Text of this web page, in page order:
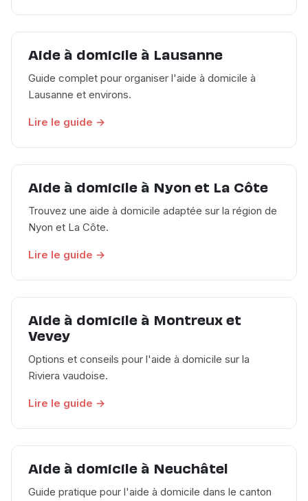
Aide à domicile à Lausanne
Guide complet pour organiser l'aide à domicile à
Lausanne et environs.
Lire le guide →
Aide à domicile à Nyon et La Côte
Trouvez une aide à domicile adaptée sur la région de
Nyon et La Côte.
Lire le guide →
Aide à domicile à Montreux et
Vevey
Options et conseils pour l'aide à domicile sur la
Riviera vaudoise.
Lire le guide →
Aide à domicile à Neuchâtel
Guide pratique pour l'aide à domicile dans le canton